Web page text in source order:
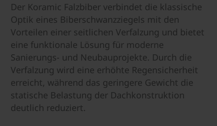
Der Koramic Falzbiber verbindet die klassische
Optik eines Biberschwanzziegels mit den
Vorteilen einer seitlichen Verfalzung und bietet
eine funktionale Lösung für moderne
Sanierungs- und Neubauprojekte. Durch die
Verfalzung wird eine erhöhte Regensicherheit
erreicht, während das geringere Gewicht die
statische Belastung der Dachkonstruktion
deutlich reduziert.